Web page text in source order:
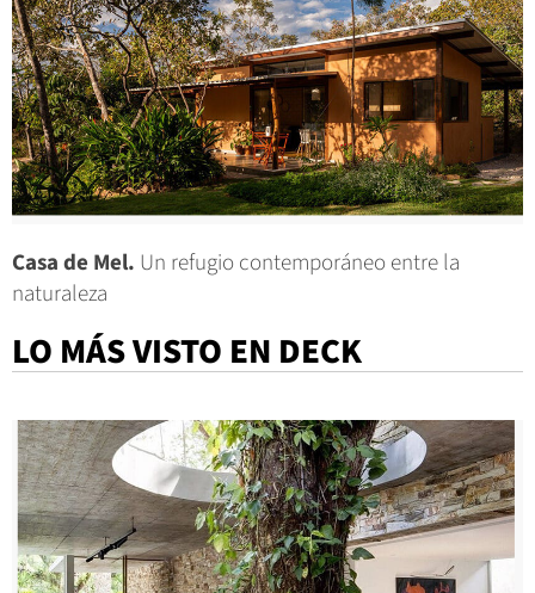
Casa de Mel. Un refugio contemporáneo entre la
naturaleza
LO MÁS VISTO EN DECK